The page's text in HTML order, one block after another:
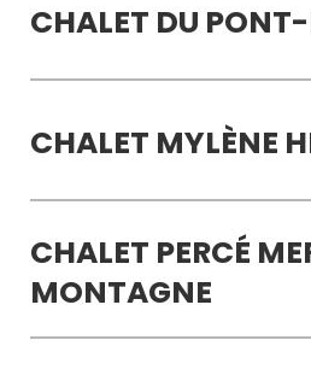
CHALET DU
CHALET MYLÈNE
CHALET PERCÉ
MONTAGNE